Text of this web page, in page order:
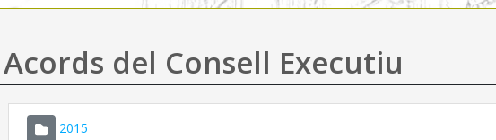
Acords del Consell Executiu
2015